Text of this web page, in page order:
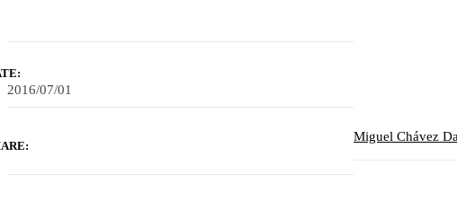
2016/07/01
Miguel Chávez